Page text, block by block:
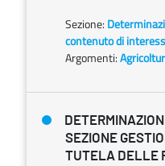
Sezione:
contenuto di
Argomenti:
SEZIONE
TUTELA DELLE